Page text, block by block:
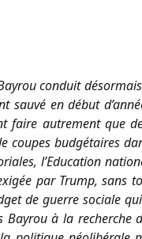
conduit
sauvé en début
faire autrement que
budgétaires
l’Education
par Trump, sans
de guerre sociale
à la recherche